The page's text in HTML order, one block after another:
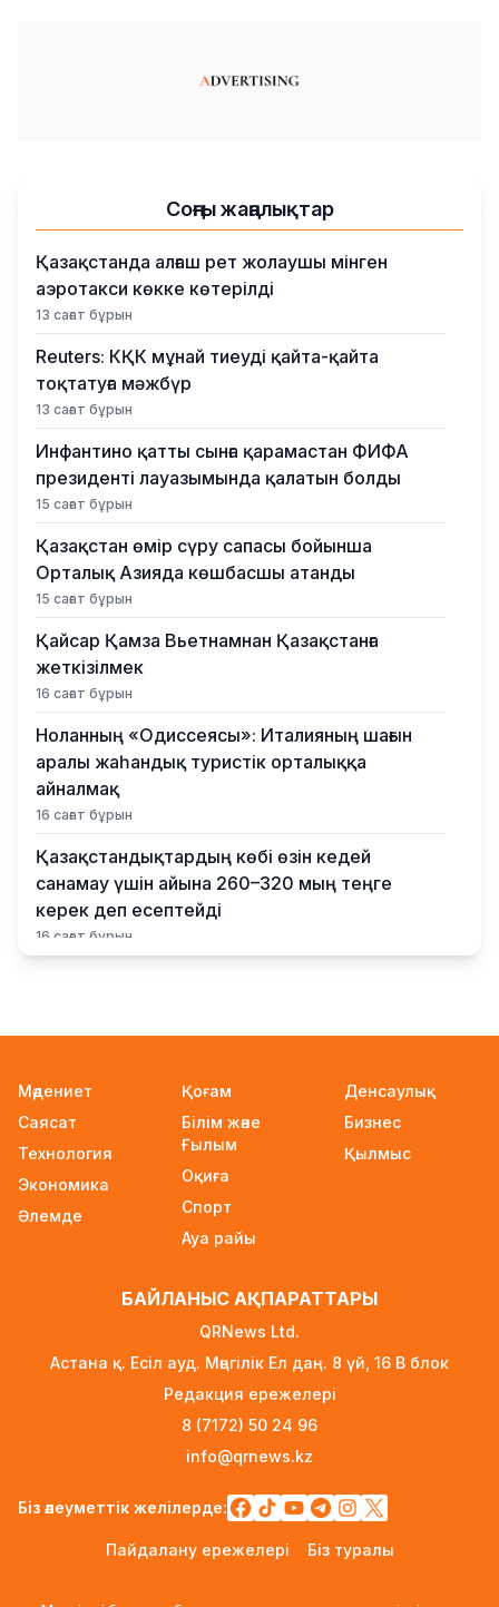
Соңғы жаңалықтар
Қазақстанда алғаш рет жолаушы мінген
аэротакси көкке көтерілді
13 сағат бұрын
Reuters: КҚК мұнай тиеуді қайта-қайта
тоқтатуға мәжбүр
13 сағат бұрын
Инфантино қатты сынға қарамастан ФИФА
президенті лауазымында қалатын болды
15 сағат бұрын
Қазақстан өмір сүру сапасы бойынша
Орталық Азияда көшбасшы атанды
15 сағат бұрын
Қайсар Қамза Вьетнамнан Қазақстанға
жеткізілмек
16 сағат бұрын
Ноланның «Одиссеясы»: Италияның шағын
аралы жаһандық туристік орталыққа
айналмақ
16 сағат бұрын
Қазақстандықтардың көбі өзін кедей
санамау үшін айына 260–320 мың теңге
керек деп есептейді
16 сағат бұрын
қойылатын талаптар қатаңдатылды
Wildberries қоймаларын Қазақстанға көшіру
туралы ақпаратқа жауап берді
17 сағат бұрын
2027 жылы Астанада УЕФА президенті
сайланады
Білім гранттарының иегерлері 7 тамызда
Тоқаев «Бәйтерек» холдингінің басшысына
баспананың қолжетімділігін арттыруды
Жастардан банк карталарын сатып алып,
1 күн бұрын
Алматының Ақжар шағынауданында 36
Мәдениет
Саясат
Технология
Экономика
Әлемде
Қоғам
Білім және
Ғылым
Оқиға
Спорт
Ауа райы
Денсаулық
Бизнес
Қылмыс
БАЙЛАНЫС АҚПАРАТТАРЫ
QRNews Ltd.
Астана қ. Есіл ауд. Мәңгілік Ел даң. 8 үй, 16 B блок
Редакция ережелері
8 (7172) 50 24 96
info@qrnews.kz
Біз әлеуметтік желілерде:
Пайдалану ережелері Біз туралы